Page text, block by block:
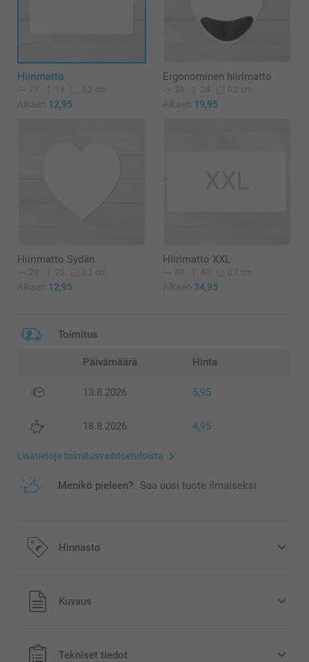
Hiirimatto
27 19 0,3 cm
Alkaen 12,95
Ergonominen hiirimatto
20 24 0,2 cm
Alkaen 19,95
Hiirimatto Sydän
20 20 0,3 cm
Alkaen 12,95
Hiirimatto XXL
80 40 0,2 cm
Alkaen 34,95
Toimitus
Päivämäärä Hinta
13.8.2026 5,95
18.8.2026 4,95
Lisätietoja toimitusvaihtoehdoista
Menikö pieleen? Saa uusi tuote ilmaiseksi
Hinnasto
Kaikki hinnat ovat euroina, sisältävät arvonlisäveron ja
eivät sisällä postikuluja.
Kuvaus
Tekniset tiedot